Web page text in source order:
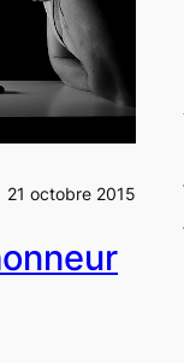
21 octobre 2015